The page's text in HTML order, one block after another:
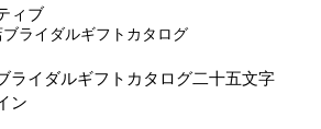
ィブ
ライダルギフトカタログ二十五文字
ン